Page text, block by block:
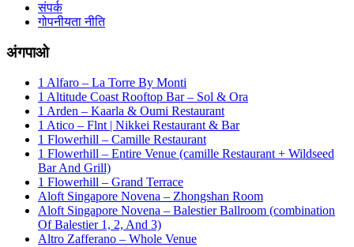
संपर्क
गोपनीयता नीति
अंगपाओ
1 Alfaro – La Torre By Monti
1 Altitude Coast Rooftop Bar – Sol & Ora
1 Arden – Kaarla & Oumi Restaurant
1 Atico – Flnt | Nikkei Restaurant & Bar
1 Flowerhill – Camille Restaurant
1 Flowerhill – Entire Venue (camille Restaurant + Wildseed
Bar And Grill)
1 Flowerhill – Grand Terrace
Aloft Singapore Novena – Zhongshan Room
Aloft Singapore Novena – Balestier Ballroom (combination
Of Balestier 1, 2, And 3)
Altro Zafferano – Whole Venue